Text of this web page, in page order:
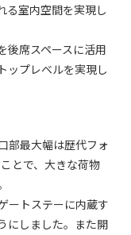
る室内空間を実現し
後席スペースに活用
ップレベルを実現し
部最大幅は歴代フォ
とで、大きな荷物
ートステーに内蔵す
にしました。また開